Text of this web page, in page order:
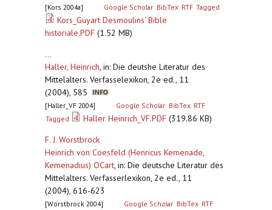
[Kors 2004a] Google Scholar BibTex RTF Tagged
Kors_Guyart Desmoulins' Bible
historiale.PDF (1.52 MB)
...
Haller, Heinrich, in: Die deutshe Literatur des
Mittelalters. Verfasselexikon, 2e ed., 11
(2004), 585
[Haller_VF 2004] Google Scholar BibTex RTF
Tagged
Haller Heinrich_VF.PDF (319.86 KB)
F. J. Worstbrock
Heinrich von Coesfeld (Henricus Kemenade,
Kemenadius) OCart, in: Die deutsche Literatur des
Mittelalters. Verfasserlexikon, 2e ed., 11
(2004), 616-623
[Worstbrock 2004] Google Scholar BibTex RTF